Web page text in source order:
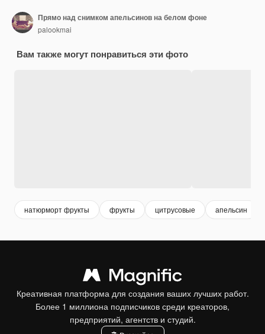
Прямо над снимком апельсинов на белом фоне
palookmai
Вам также могут понравиться эти фото
натюрморт фрукты фрукты цитрусовые апельсин
Креативная платформа для создания ваших лучших работ.
Более 1 миллиона подписчиков среди креаторов,
предприятий, агентств и студий.